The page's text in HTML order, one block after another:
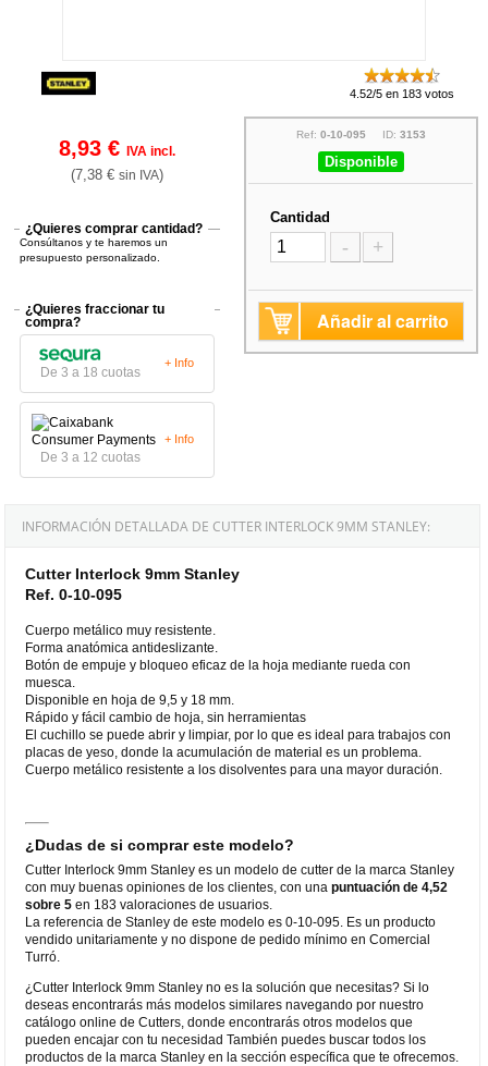
4.52/5 en 183 votos
8,93 €IVA incl.
(7,38 €sin IVA)
¿Quieres comprar cantidad?
Consúltanos y te haremos un
presupuesto personalizado.
¿Quieres fraccionar tu
compra?
De 3 a 18 cuotas
+ Info
De 3 a 12 cuotas
+ Info
Ref: 0-10-095 ID: 3153
Disponible
Cantidad
- +
Añadir al carrito
INFORMACIÓN DETALLADA DE CUTTER INTERLOCK 9MM STANLEY:
Cutter Interlock 9mm Stanley
Ref. 0-10-095
Cuerpo metálico muy resistente.
Forma anatómica antideslizante.
Botón de empuje y bloqueo eficaz de la hoja mediante rueda con
muesca.
Disponible en hoja de 9,5 y 18 mm.
Rápido y fácil cambio de hoja, sin herramientas
El cuchillo se puede abrir y limpiar, por lo que es ideal para trabajos con
placas de yeso, donde la acumulación de material es un problema.
Cuerpo metálico resistente a los disolventes para una mayor duración.
¿Dudas de si comprar este modelo?
Cutter Interlock 9mm Stanley es un modelo de cutter de la marca Stanley
con muy buenas opiniones de los clientes, con unapuntuación de 4,52
sobre 5 en 183 valoraciones de usuarios.
La referencia de Stanley de este modelo es 0-10-095. Es un producto
vendido unitariamente y no dispone de pedido mínimo en Comercial
Turró.
¿Cutter Interlock 9mm Stanley no es la solución que necesitas? Si lo
deseas encontrarás más modelos similares navegando por nuestro
catálogo online de Cutters, donde encontrarás otros modelos que
pueden encajar con tu necesidad También puedes buscar todos los
productos de la marca Stanley en la sección específica que te ofrecemos.